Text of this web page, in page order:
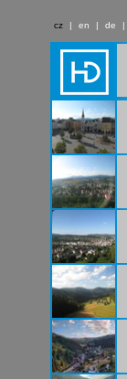
cz | en | de |